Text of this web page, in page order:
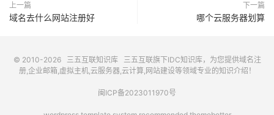
上一篇
域名去什么网站注册好
下一篇
哪个云服务器划算
© 2010-2026 三五互联知识库 三五互联旗下IDC知识库，为您提供域名注
册,企业邮箱,虚拟主机,云服务器,云计算,网站建设等领域专业的知识介绍！
闽ICP备2023011970号